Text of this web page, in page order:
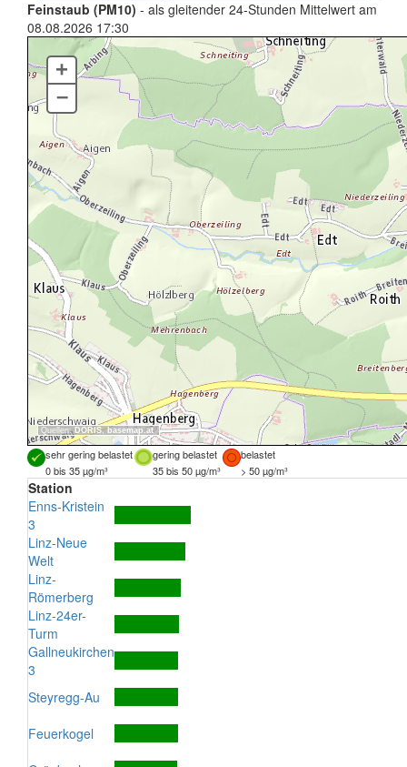
Feinstaub (PM10) - als gleitender 24-Stunden Mittelwert am
08.08.2026 17:30
Quellen: DORIS,basemap.at
+
–
sehr gering belastet gering belastet
belastet
0 bis 35 µg/m³
35 bis 50 µg/m³ > 50 µg/m³
Station
Enns-Kristein
3
Linz-Neue
Welt
Linz-
Römerberg
Linz-24er-
Turm
Gallneukirchen
3
Steyregg-Au
Feuerkogel